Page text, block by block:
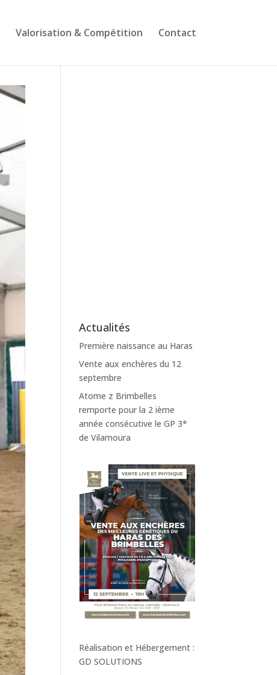
Valorisation & Compétition Contact
Suivez-nous sur
Actualités
Première naissance au Haras
Vente aux enchères du 12
septembre
Atome z Brimbelles
remporte pour la 2 ième
année consécutive le GP 3*
de Vilamoura
Réalisation et Hébergement :
GD SOLUTIONS